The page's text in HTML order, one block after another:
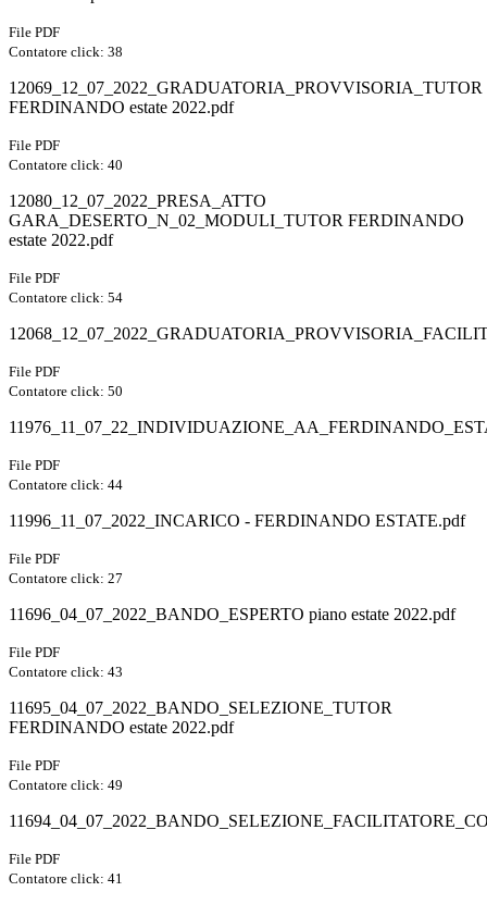
File PDF
Contatore click: 38
12069_12_07_2022_GRADUATORIA_PROVVISORIA_TUTOR
FERDINANDO estate 2022.pdf
File PDF
Contatore click: 40
12080_12_07_2022_PRESA_ATTO
GARA_DESERTO_N_02_MODULI_TUTOR FERDINANDO
estate 2022.pdf
File PDF
Contatore click: 54
File PDF
Contatore click: 50
File PDF
Contatore click: 44
11996_11_07_2022_INCARICO - FERDINANDO ESTATE.pdf
File PDF
Contatore click: 27
11696_04_07_2022_BANDO_ESPERTO piano estate 2022.pdf
File PDF
Contatore click: 43
11695_04_07_2022_BANDO_SELEZIONE_TUTOR
FERDINANDO estate 2022.pdf
File PDF
Contatore click: 49
File PDF
Contatore click: 41